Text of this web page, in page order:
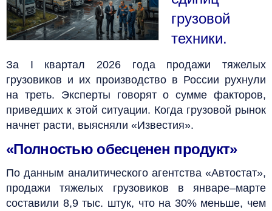
грузовой
техники.
За I квартал 2026 года продажи тяжелых
грузовиков и их производство в России рухнули
на треть. Эксперты говорят о сумме факторов,
приведших к этой ситуации. Когда грузовой рынок
начнет расти, выясняли «Известия».
«Полностью обесценен продукт»
По данным аналитического агентства «Автостат»,
продажи тяжелых грузовиков в январе–марте
составили 8,9 тыс. штук, что на 30% меньше, чем